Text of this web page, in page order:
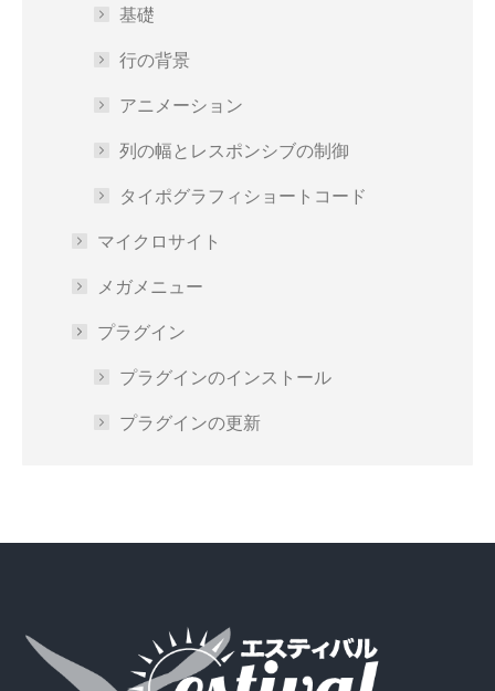
基礎
行の背景
アニメーション
列の幅とレスポンシブの制御
タイポグラフィショートコード
マイクロサイト
メガメニュー
プラグイン
プラグインのインストール
プラグインの更新